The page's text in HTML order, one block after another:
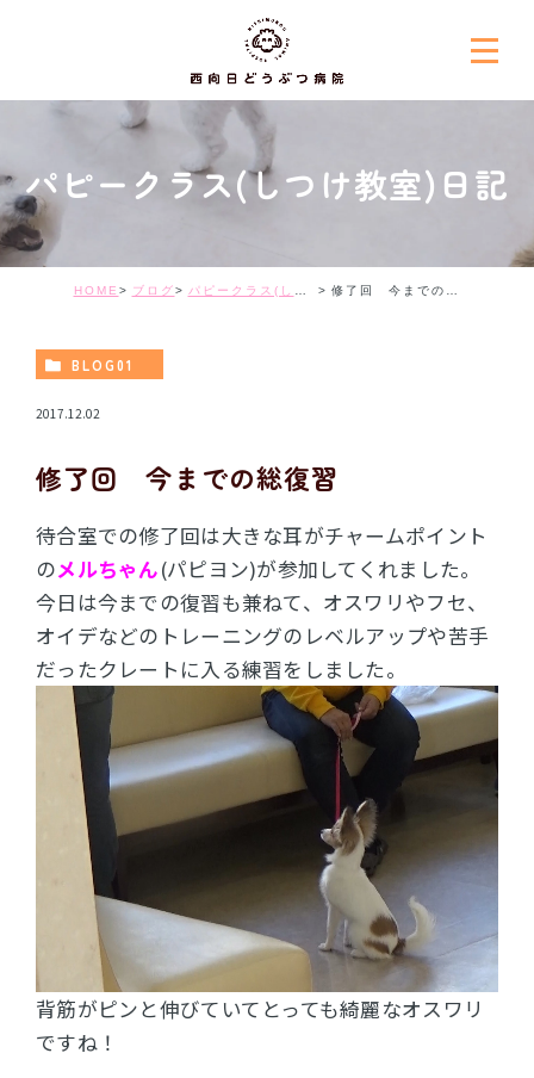
パピークラス(しつけ教室)日記
HOME ブログ パピークラス(しつけ教室)日記 修了回 今までの総復習
BLOG01
2017.12.02
修了回 今までの総復習
待合室での修了回は大きな耳がチャームポイント
のメルちゃん(パピヨン)が参加してくれました。
今日は今までの復習も兼ねて、オスワリやフセ、
オイデなどのトレーニングのレベルアップや苦手
だったクレートに入る練習をしました。
背筋がピンと伸びていてとっても綺麗なオスワリ
ですね！